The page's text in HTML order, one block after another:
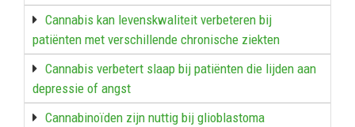
Cannabis kan levenskwaliteit verbeteren bij
patiënten met verschillende chronische ziekten
Cannabis verbetert slaap bij patiënten die lijden aan
depressie of angst
Cannabinoïden zijn nuttig bij glioblastoma